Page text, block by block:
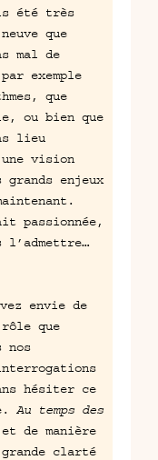
été très
que
mal de
exemple
que
ou bien que
lieu
vision
enjeux
passionnée,
l’admettre…
envie de
rôle que
nos
hésiter ce
Au temps des
de manière
grande clarté